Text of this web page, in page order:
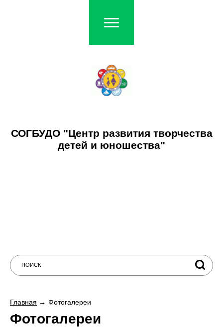
СОГБУДО "Центр развития творчества
детей и юношества"
Главная Фотогалереи
Фотогалереи